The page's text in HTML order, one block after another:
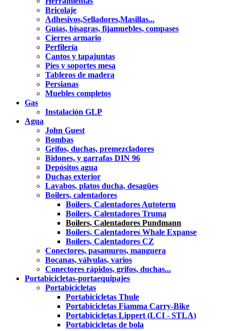
Bricolaje
Adhesivos,Selladores,Masillas...
Guías, bisagras, fijamuebles, compases
Cierres armario
Perfilería
Cantos y tapajuntas
Pies y soportes mesa
Tableros de madera
Persianas
Muebles completos
Gas
Instalación GLP
Agua
John Guest
Bombas
Grifos, duchas, premezcladores
Bidones, y garrafas DIN 96
Depósitos agua
Duchas exterior
Lavabos, platos ducha, desagües
Boilers, calentadores
Boilers, Calentadores Autoterm
Boilers, Calentadores Truma
Boilers, Calentadores Pundmann
Boilers, Calentadores Whale Expanse
Boilers, Calentadores CZ
Conectores, pasamuros, manguera
Bocanas, válvulas, varios
Conectores rápidos, grifos, duchas...
Portabicicletas-portaequipajes
Portabicicletas
Portabicicletas Thule
Portabicicletas Fiamma Carry-Bike
Portabicicletas Lippert (LCI - STLA)
Portabicicletas de bola